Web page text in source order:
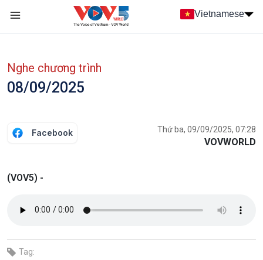
Nhảy đến nội dung
Vietnamese
Nghe chương trình
08/09/2025
Facebook Thứ ba, 09/09/2025, 07:28
VOVWORLD
(VOV5) -
Tag: